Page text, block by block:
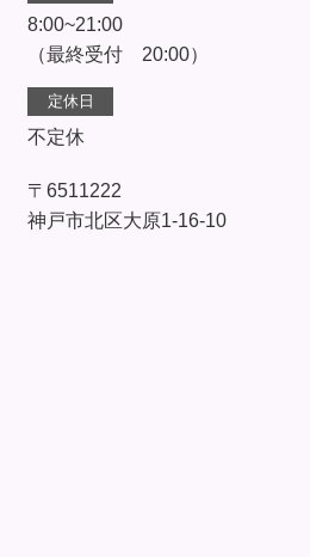
8:00~21:00
（最終受付 20:00）
定休日
不定休
〒6511222
神戸市北区大原1-16-10